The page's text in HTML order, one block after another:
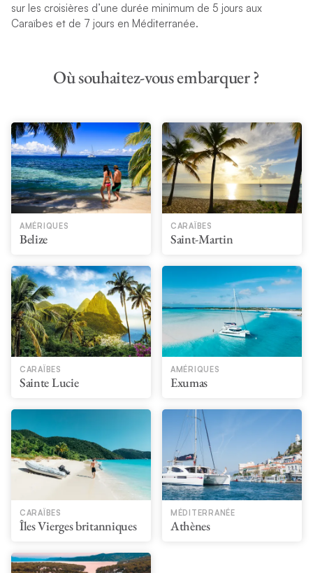
sur les croisières d’une durée minimum de 5 jours aux
Caraïbes et de 7 jours en Méditerranée.
Où souhaitez-vous embarquer ?
AMÉRIQUES
Belize
CARAÏBES
Saint-Martin
CARAÏBES
Sainte Lucie
AMÉRIQUES
Exumas
CARAÏBES
Îles Vierges britanniques
MÉDITERRANÉE
Athènes